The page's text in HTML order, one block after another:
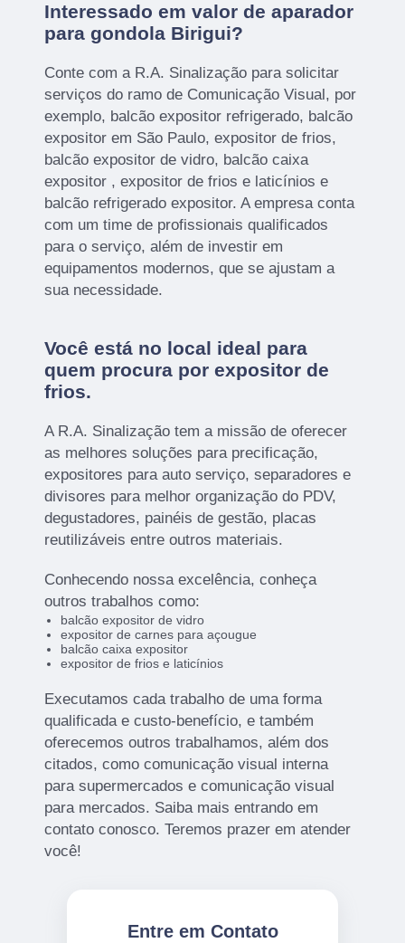
Interessado em valor de aparador
para gondola Birigui?
Conte com a R.A. Sinalização para solicitar
serviços do ramo de Comunicação Visual, por
exemplo, balcão expositor refrigerado, balcão
expositor em São Paulo, expositor de frios,
balcão expositor de vidro, balcão caixa
expositor , expositor de frios e laticínios e
balcão refrigerado expositor. A empresa conta
com um time de profissionais qualificados
para o serviço, além de investir em
equipamentos modernos, que se ajustam a
sua necessidade.
Você está no local ideal para
quem procura porexpositor de
frios.
A R.A. Sinalização tem a missão de oferecer
as melhores soluções para precificação,
expositores para auto serviço, separadores e
divisores para melhor organização do PDV,
degustadores, painéis de gestão, placas
reutilizáveis entre outros materiais.
Conhecendo nossa excelência, conheça
outros trabalhos como:
balcão expositor de vidro
expositor de carnes para açougue
balcão caixa expositor
expositor de frios e laticínios
Executamos cada trabalho de uma forma
qualificada e custo-benefício, e também
oferecemos outros trabalhamos, além dos
citados, como comunicação visual interna
para supermercados e comunicação visual
para mercados. Saiba mais entrando em
contato conosco. Teremos prazer em atender
você!
Entre em Contato